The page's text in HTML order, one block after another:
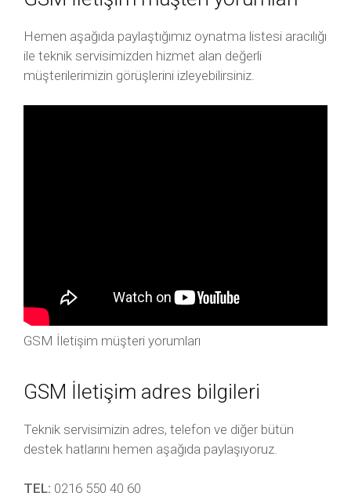
Hemen aşağıda paylaştığımız oynatma listesi aracılığı
ile teknik servisimizden hizmet alan değerli
müşterilerimizin görüşlerini izleyebilirsiniz.
GSM İletişim müşteri yorumları
GSM İletişim adres bilgileri
Teknik servisimizin adres, telefon ve diğer bütün
destek hatlarını hemen aşağıda paylaşıyoruz.
TEL: 0216 550 40 60